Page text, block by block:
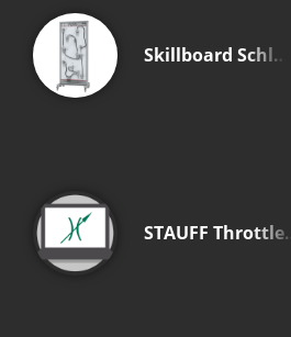
Skillboard Schl…
STAUFF Throttle…